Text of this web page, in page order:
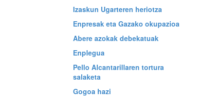
Izaskun Ugarteren heriotza
Enpresak eta Gazako okupazioa
Abere azokak debekatuak
Enplegua
Pello Alcantarillaren tortura
salaketa
Gogoa hazi